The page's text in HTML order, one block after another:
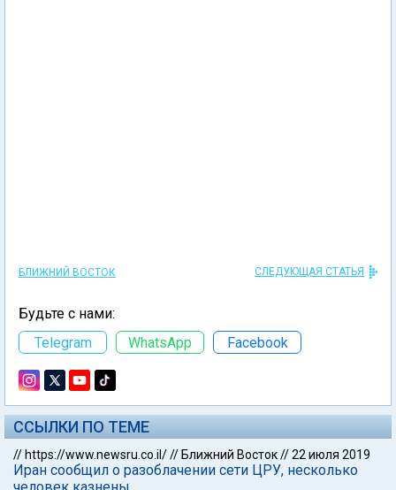
БЛИЖНИЙ ВОСТОК СЛЕДУЮЩАЯ СТАТЬЯ
Будьте с нами:
Telegram
WhatsApp Facebook
ССЫЛКИ ПО ТЕМЕ
// https://www.newsru.co.il/// Ближний Восток//22 июля 2019
Иран сообщил о разоблачении сети ЦРУ, несколько